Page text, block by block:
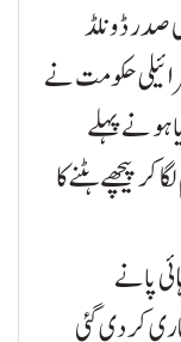
صدر ڈونلڈ
حکومت نے
نے پہلے
پیچھے ہٹنے کا
پانے
جاری کر دی گئی